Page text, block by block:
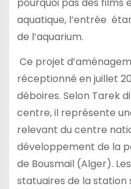
pourquoi pas des films
aquatique, l’entrée
de l’aquarium.
Ce projet
réceptionné en juillet
déboires. Selon Tarek
centre, il représente
relevant du centre
développement de la
de Bousmail (Alger).
statuaires de la